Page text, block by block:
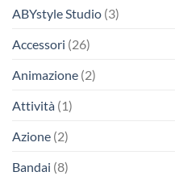
ABYstyle Studio (3)
Accessori (26)
Animazione (2)
Attività (1)
Azione (2)
Bandai (8)